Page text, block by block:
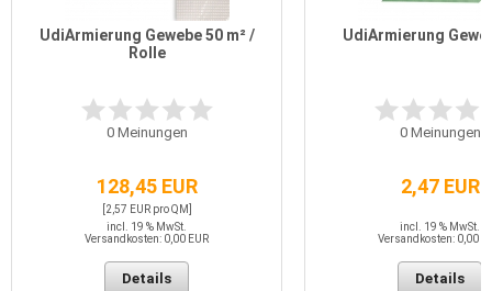
UdiArmierung Gewebe 50 m² /
Rolle
0Meinungen
128,45 EUR
[2,57 EUR pro QM]
incl. 19 % MwSt.
Versandkosten: 0,00 EUR
Details
UdiArmierung
0Meinungen
2,47 EUR
incl. 19 % MwSt.
Versandkosten: 0,00
Details